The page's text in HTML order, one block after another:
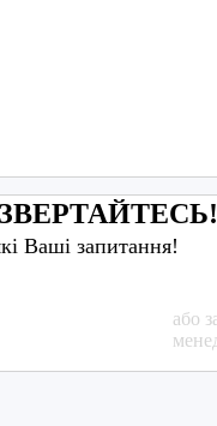
Ваші запитання!
або